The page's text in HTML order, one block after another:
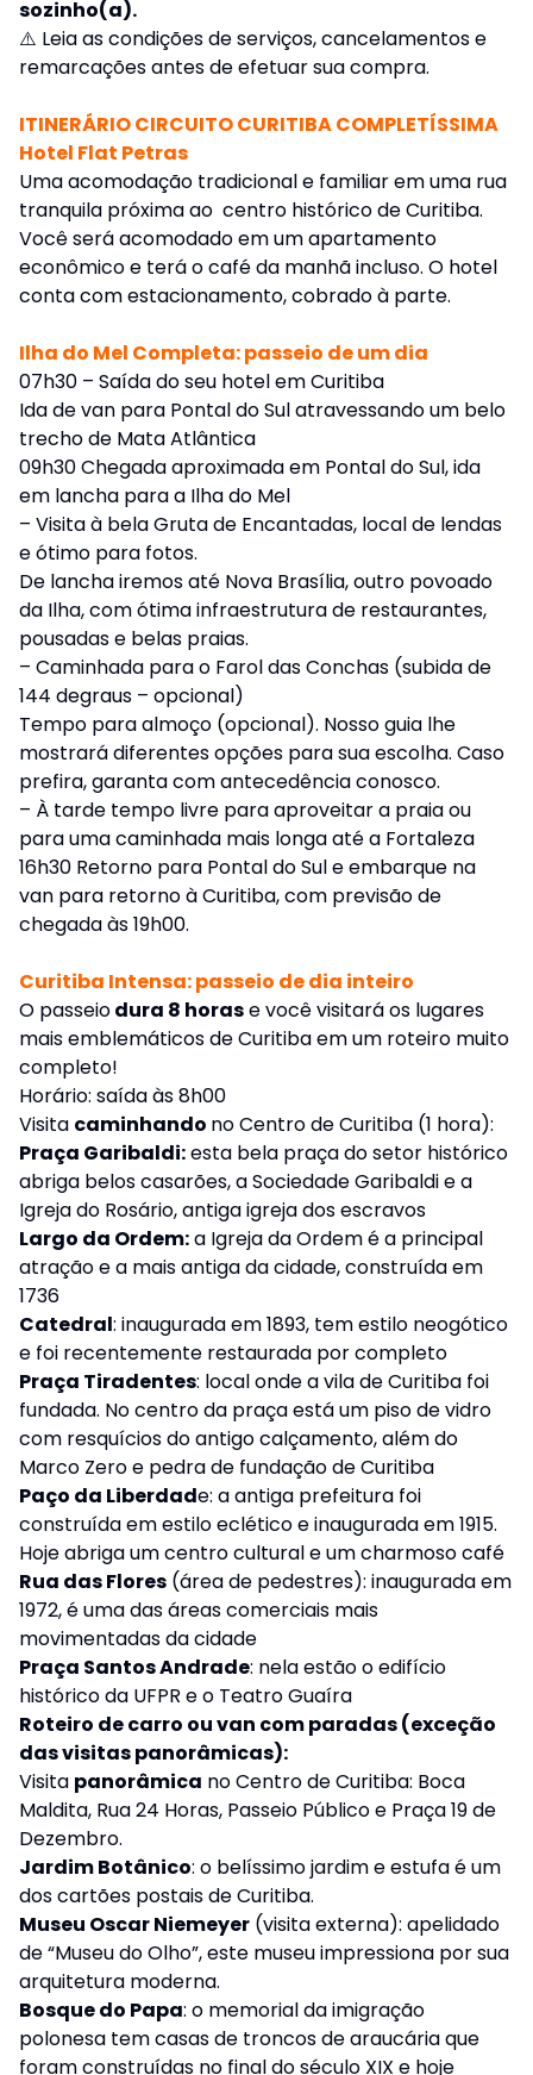
sozinho(a).
⚠️ Leia as condições de serviços, cancelamentos e
remarcações antes de efetuar sua compra.
ITINERÁRIO CIRCUITO CURITIBA COMPLETÍSSIMA
Hotel Flat Petras
Uma acomodação tradicional e familiar em uma rua
tranquila próxima ao centro histórico de Curitiba.
Você será acomodado em um apartamento
econômico e terá o café da manhã incluso. O hotel
conta com estacionamento, cobrado à parte.
Ilha do Mel Completa: passeio de um dia
07h30 – Saída do seu hotel em Curitiba
Ida de van para Pontal do Sul atravessando um belo
trecho de Mata Atlântica
09h30 Chegada aproximada em Pontal do Sul, ida
em lancha para a Ilha do Mel
– Visita à bela Gruta de Encantadas, local de lendas
e ótimo para fotos.
De lancha iremos até Nova Brasília, outro povoado
da Ilha, com ótima infraestrutura de restaurantes,
pousadas e belas praias.
– Caminhada para o Farol das Conchas (subida de
144 degraus – opcional)
Tempo para almoço (opcional). Nosso guia lhe
mostrará diferentes opções para sua escolha. Caso
prefira, garanta com antecedência conosco.
– À tarde tempo livre para aproveitar a praia ou
para uma caminhada mais longa até a Fortaleza
16h30 Retorno para Pontal do Sul e embarque na
van para retorno à Curitiba, com previsão de
chegada às 19h00.
Curitiba Intensa: passeio de dia inteiro
O passeiodura 8 horase você visitará os lugares
mais emblemáticos de Curitiba em um roteiro muito
completo!
Horário: saída às 8h00
Visita caminhando no Centro de Curitiba (1 hora):
Praça Garibaldi:esta bela praça do setor histórico
abriga belos casarões, a Sociedade Garibaldi e a
Igreja do Rosário, antiga igreja dos escravos
Largo da Ordem:a Igreja da Ordem é a principal
atração e a mais antiga da cidade, construída em
1736
Catedral: inaugurada em 1893, tem estilo neogótico
e foi recentemente restaurada por completo
Praça Tiradentes: local onde a vila de Curitiba foi
fundada. No centro da praça está um piso de vidro
com resquícios do antigo calçamento, além do
Marco Zero e pedra de fundação de Curitiba
Paço da Liberdade: a antiga prefeitura foi
construída em estilo eclético e inaugurada em 1915.
Hoje abriga um centro cultural e um charmoso café
Rua das Flores (área de pedestres): inaugurada em
1972, é uma das áreas comerciais mais
movimentadas da cidade
Praça Santos Andrade: nela estão o edifício
histórico da UFPR e o Teatro Guaíra
Roteiro de carro ou van com paradas (exceção
das visitas panorâmicas):
Visita panorâmica no Centro de Curitiba: Boca
Maldita, Rua 24 Horas, Passeio Público e Praça 19 de
Dezembro.
Jardim Botânico: o belíssimo jardim e estufa é um
dos cartões postais de Curitiba.
Museu Oscar Niemeyer (visita externa): apelidado
de “Museu do Olho”, este museu impressiona por sua
arquitetura moderna.
Bosque do Papa: o memorial da imigração
polonesa tem casas de troncos de araucária que
foram construídas no final do século XIX e hoje